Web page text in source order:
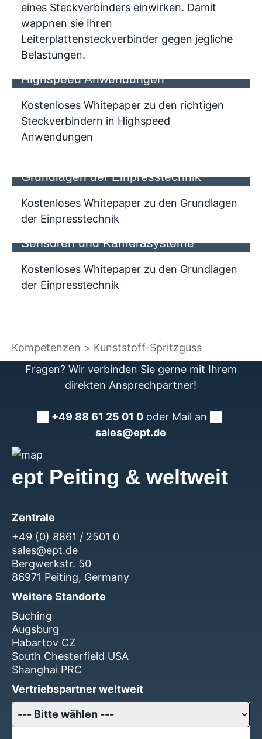
eines Steckverbinders einwirken. Damit
wappnen sie Ihren
Leiterplattensteckverbinder gegen jegliche
Belastungen.
Kostenloses Whitepaper zu den
Highspeed Anwendungen
Kostenloses Whitepaper zu den richtigen
Steckverbindern in Highspeed
Anwendungen
Grundlagen der Einpresstechnik
Kostenloses Whitepaper zu den Grundlagen
der Einpresstechnik
Kostenloses Whitepaper zu Board-to-
Sensoren und Kamerasysteme
Kostenloses Whitepaper zu den Grundlagen
der Einpresstechnik
Kompetenzen
Kunststoff-Spritzguss
Fragen? Wir verbinden Sie gerne mit Ihrem
direkten Ansprechpartner!
+49 88 61 25 01 0 oder Mail an
sales@ept.de
ept Peiting & weltweit
Zentrale
+49 (0) 8861 / 2501 0
sales@ept.de
Bergwerkstr. 50
86971 Peiting, Germany
Weitere Standorte
Buching
Augsburg
Habartov CZ
South Chesterfield USA
Shanghai PRC
Vertriebspartner weltweit